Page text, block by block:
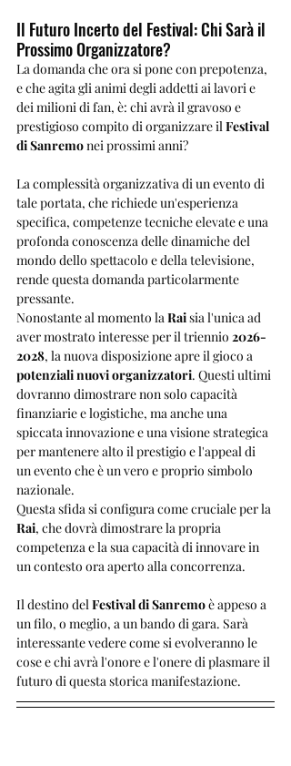
Il Futuro Incerto del Festival: Chi Sarà il
Prossimo Organizzatore?
La domanda che ora si pone con prepotenza,
e che agita gli animi degli addetti ai lavori e
dei milioni di fan, è: chi avrà il gravoso e
prestigioso compito di organizzare il Festival
di Sanremo nei prossimi anni?
La complessità organizzativa di un evento di
tale portata, che richiede un'esperienza
specifica, competenze tecniche elevate e una
profonda conoscenza delle dinamiche del
mondo dello spettacolo e della televisione,
rende questa domanda particolarmente
pressante.
Nonostante al momento la Rai sia l'unica ad
aver mostrato interesse per il triennio 2026-
2028, la nuova disposizione apre il gioco a
potenziali nuovi organizzatori. Questi ultimi
dovranno dimostrare non solo capacità
finanziarie e logistiche, ma anche una
spiccata innovazione e una visione strategica
per mantenere alto il prestigio e l'appeal di
un evento che è un vero e proprio simbolo
nazionale.
Questa sfida si configura come cruciale per la
Rai, che dovrà dimostrare la propria
competenza e la sua capacità di innovare in
un contesto ora aperto alla concorrenza.
Il destino del Festival di Sanremo è appeso a
un filo, o meglio, a un bando di gara. Sarà
interessante vedere come si evolveranno le
cose e chi avrà l'onore e l'onere di plasmare il
futuro di questa storica manifestazione.